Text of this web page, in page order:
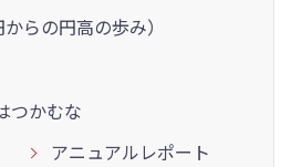
らの円高の歩み）
つかむな
アニュアルレポート